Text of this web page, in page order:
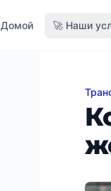
Домой 🚀 Наши
Код